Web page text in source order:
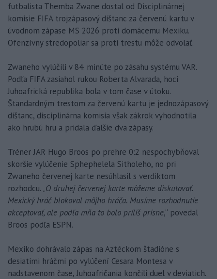
futbalista Themba Zwane dostal od Disciplinárnej
komisie FIFA trojzápasový dištanc za červenú kartu v
úvodnom zápase MS 2026 proti domácemu Mexiku.
Ofenzívny stredopoliar sa proti trestu môže odvolať.
Zwaneho vylúčili v 84. minúte po zásahu systému VAR.
Podľa FIFA zasiahol rukou Roberta Alvarada, hoci
Juhoafrická republika bola v tom čase v útoku.
Štandardným trestom za červenú kartu je jednozápasový
dištanc, disciplinárna komisia však zákrok vyhodnotila
ako hrubú hru a pridala ďalšie dva zápasy.
Tréner JAR Hugo Broos po prehre 0:2 nespochybňoval
skoršie vylúčenie Sphephelela Sitholeho, no pri
Zwaneho červenej karte nesúhlasil s verdiktom
rozhodcu. „O druhej červenej karte môžeme diskutovať.
Mexický hráč blokoval môjho hráča. Musíme rozhodnutie
akceptovať, ale podľa mňa to bolo príliš prísne,“ povedal
Broos podľa ESPN.
Mexiko dohrávalo zápas na Aztéckom štadióne s
desiatimi hráčmi po vylúčení Cesara Montesa v
nadstavenom čase, Juhoafričania končili duel v deviatich.